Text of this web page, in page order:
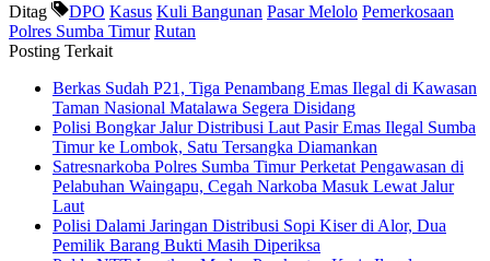
Ditag DPO Kasus Kuli Bangunan Pasar Melolo Pemerkosaan
Polres Sumba Timur Rutan
Posting Terkait
Berkas Sudah P21, Tiga Penambang Emas Ilegal di Kawasan
Taman Nasional Matalawa Segera Disidang
Polisi Bongkar Jalur Distribusi Laut Pasir Emas Ilegal Sumba
Timur ke Lombok, Satu Tersangka Diamankan
Satresnarkoba Polres Sumba Timur Perketat Pengawasan di
Pelabuhan Waingapu, Cegah Narkoba Masuk Lewat Jalur
Laut
Polisi Dalami Jaringan Distribusi Sopi Kiser di Alor, Dua
Pemilik Barang Bukti Masih Diperiksa